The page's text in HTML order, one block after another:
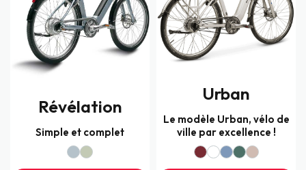
Révélation
Simple et complet
Urban
Le modèle Urban, vélo de
ville par excellence !